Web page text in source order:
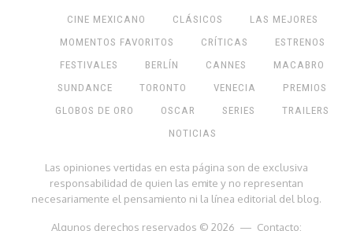
CINE MEXICANO CLÁSICOS
LAS MEJORES
MOMENTOS FAVORITOS
CRÍTICAS
ESTRENOS
FESTIVALES
BERLÍN CANNES
MACABRO
SUNDANCE
TORONTO VENECIA
PREMIOS
GLOBOS DE ORO
OSCAR SERIES
TRAILERS
NOTICIAS
Las opiniones vertidas en esta página son de exclusiva
responsabilidad de quien las emite y no representan
necesariamente el pensamiento ni la línea editorial del blog.
Algunos derechos reservados © 2026 — Contacto: